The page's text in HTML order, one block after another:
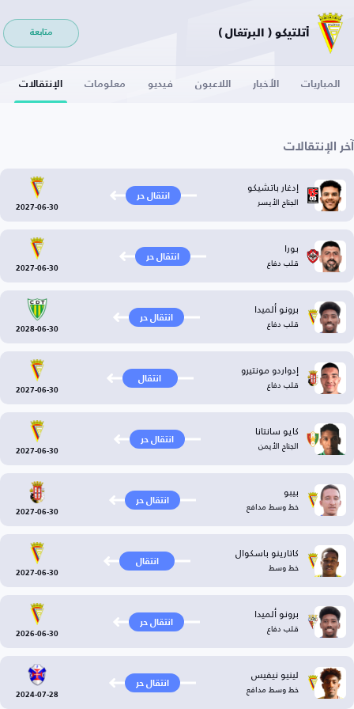
أتلتيكو ( البرتغال ) متابعة
المباريات الأخبار اللاعبون فيديو معلومات الإنتقالات
آخر الإنتقالات
إدغار باتشيكو
الجناح الأيسر انتقال حر
2027-06-30
بورا
قلب دفاع انتقال حر
2027-06-30
برونو ألميدا
قلب دفاع انتقال حر
2028-06-30
إدواردو مونتيرو
قلب دفاع انتقال
2027-06-30
كايو سانتانا
الجناح الأيمن انتقال حر
2027-06-30
بيبو
خط وسط مدافع انتقال حر
2027-06-30
كاتارينو باسكوال
خط وسط انتقال
2027-06-30
برونو ألميدا
قلب دفاع انتقال حر
2026-06-30
لينيو نيفيس
خط وسط مدافع انتقال حر
2024-07-28